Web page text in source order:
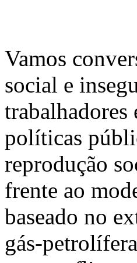
Vamos
social e
trabalhadores
políticas
reprodução
frente ao
baseado no
gás-